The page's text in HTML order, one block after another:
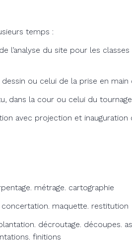
temps :
l’analyse du site pour les
ou celui de la prise en
dans la cour ou celui du
avec projection et inauguration
métrage. cartographie
concertation. maquette. restitution
décroutage. découpes.
finitions